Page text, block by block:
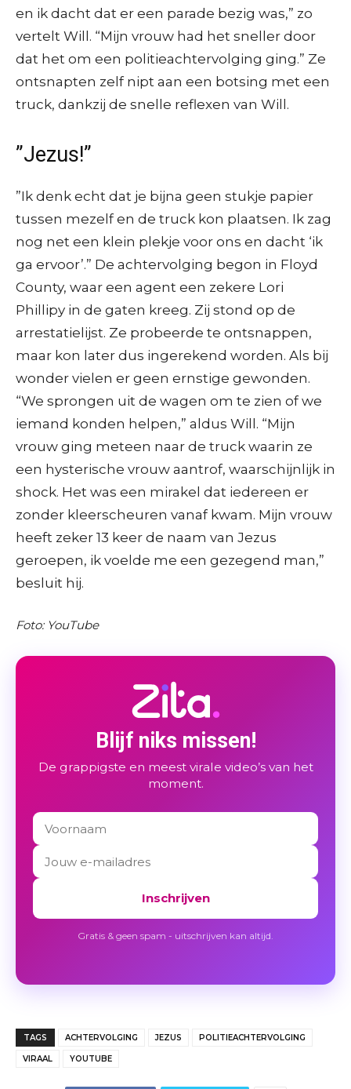
en ik dacht dat er een parade bezig was,” zo
vertelt Will. “Mijn vrouw had het sneller door
dat het om een politieachtervolging ging.” Ze
ontsnapten zelf nipt aan een botsing met een
truck, dankzij de snelle reflexen van Will.
”Jezus!”
”Ik denk echt dat je bijna geen stukje papier
tussen mezelf en de truck kon plaatsen. Ik zag
nog net een klein plekje voor ons en dacht ‘ik
ga ervoor’.” De achtervolging begon in Floyd
County, waar een agent een zekere Lori
Phillipy in de gaten kreeg. Zij stond op de
arrestatielijst. Ze probeerde te ontsnappen,
maar kon later dus ingerekend worden. Als bij
wonder vielen er geen ernstige gewonden.
“We sprongen uit de wagen om te zien of we
iemand konden helpen,” aldus Will. “Mijn
vrouw ging meteen naar de truck waarin ze
een hysterische vrouw aantrof, waarschijnlijk in
shock. Het was een mirakel dat iedereen er
zonder kleerscheuren vanaf kwam. Mijn vrouw
heeft zeker 13 keer de naam van Jezus
geroepen, ik voelde me een gezegend man,”
besluit hij.
Foto: YouTube
Blijf niks missen!
De grappigste en meest virale video’s van het
moment.
Inschrijven
Gratis & geen spam - uitschrijven kan altijd.
TAGS ACHTERVOLGING JEZUS POLITIEACHTERVOLGING
VIRAAL YOUTUBE